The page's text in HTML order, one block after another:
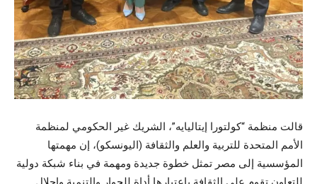
قالت منظمة “كولتورا إيتاليايه”، الشريك غير الحكومي لمنظمة
الأمم المتحدة للتربية والعلم والثقافة (اليونسكو)، إن مهمتها
المؤسسية إلى مصر تمثل خطوة جديدة ومهمة في بناء شبكة دولية